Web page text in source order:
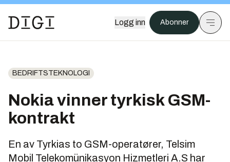
Logg inn Abonner
BEDRIFTSTEKNOLOGI
Nokia vinner tyrkisk GSM-
kontrakt
En av Tyrkias to GSM-operatører, Telsim
Mobil Telekomünikasyon Hizmetleri A.S har